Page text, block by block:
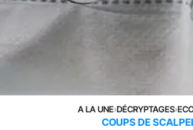
A LA UNE›DÉCRYPTAGES›
COUPS DE